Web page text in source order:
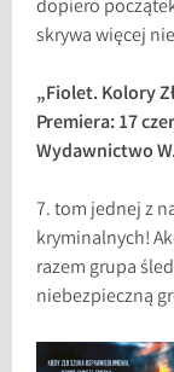
dopiero
skrywa więcej
„Fiolet. Kolory
Premiera: 17
Wydawnictwo
7. tom jednej z
kryminalnych!
razem grupa
niebezpieczną